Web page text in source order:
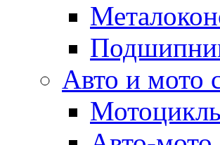
Авто и мото